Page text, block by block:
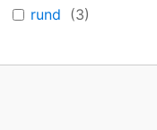
rund (3)